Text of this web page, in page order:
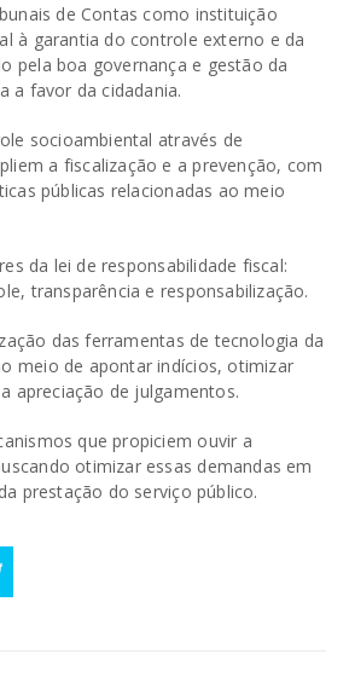
de Contas como instituição
à garantia do controle externo e da
pela boa governança e gestão da
a favor da cidadania.
socioambiental através de
a fiscalização e a prevenção, com
públicas relacionadas ao meio
da lei de responsabilidade fiscal:
transparência e responsabilização.
das ferramentas de tecnologia da
meio de apontar indícios, otimizar
apreciação de julgamentos.
que propiciem ouvir a
otimizar essas demandas em
prestação do serviço público.